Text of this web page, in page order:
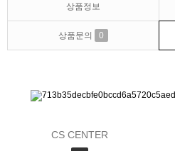
상품정보
상품문의 0
CS CENTER